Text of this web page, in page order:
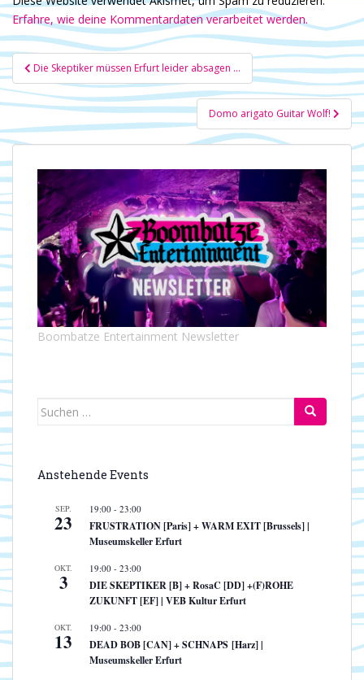
Erfahre, wie deine Kommentardaten verarbeitet werden.
Beitragsnavigation
Die Skeptiker müssen Erfurt leider absagen …
Domo arigato Guitar Wolf!
Boombatze Entertainment Newsletter
Suchen
Anstehende Events
SEP.
23
19:00 - 23:00
FRUSTRATION [Paris] + WARM EXIT [Brussels] |
Museumskeller Erfurt
OKT.
3
19:00 - 23:00
DIE SKEPTIKER [B] + RosaC [DD] +(F)ROHE
ZUKUNFT [EF] | VEB Kultur Erfurt
OKT.
13
19:00 - 23:00
DEAD BOB [CAN] + SCHNAPS [Harz] |
Museumskeller Erfurt